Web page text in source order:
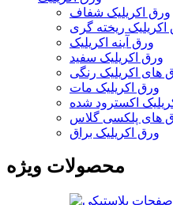
ورق اکریلیک شفاف
اکریلیک ریخته گری
ورق آینه اکریلیک
ورق اکریلیک سفید
های اکریلیک رنگی
ورق اکریلیک مات
اکسترود شده
های پلکسی گلاس
ورق اکریلیک براق
محصولات ویژه